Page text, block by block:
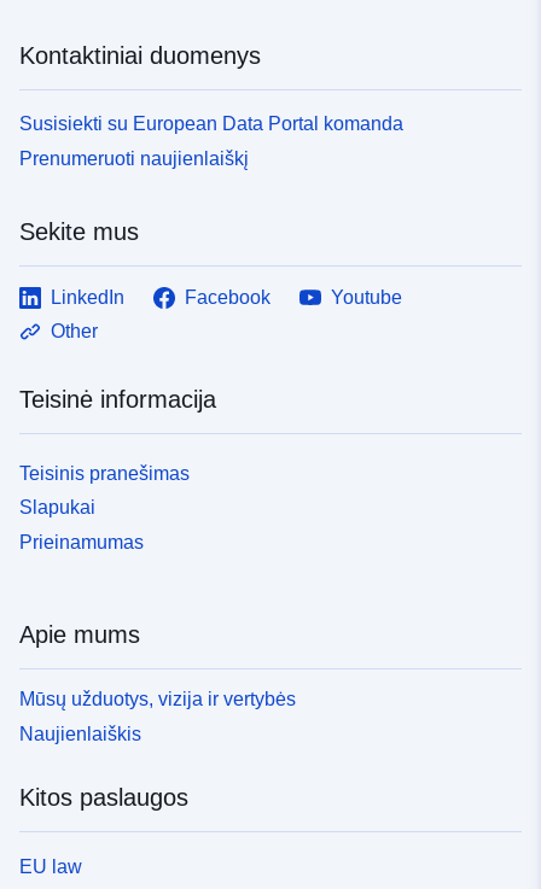
Kontaktiniai duomenys
Susisiekti su European Data Portal komanda
Prenumeruoti naujienlaiškį
Sekite mus
LinkedIn Facebook
Youtube
Other
Teisinė informacija
Teisinis pranešimas
Slapukai
Prieinamumas
Apie mums
Mūsų užduotys, vizija ir vertybės
Naujienlaiškis
Kitos paslaugos
EU law